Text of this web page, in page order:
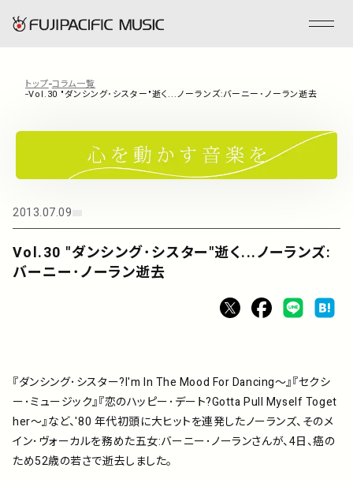
フジパシフィックミュージックとは
事業内容
ENGLISH
プレイリスト
ミュージックライブラリ
トップ コラム一覧
Vol.30 "ダンシング･シスター"逝く...ノーランズ:バーニー･ノーラン逝去
Vol.30 "ダンシング･シスター"逝く...ノーランズ:
バーニー･ノーラン逝去
2013.07.09
『ダンシング･シスター?I'm In The Mood For Dancing～』『セクシ
ー･ミュージック』『恋のハッピー･デート?Gotta Pull Myself Toget
her～』など、'80 年代初頭に大ヒットを連発したノーランズ、そのメ
イン･ヴォーカルを務めた五女:バーニー･ノーランさんが、4日、癌の
ため52歳の若さで逝去しました。